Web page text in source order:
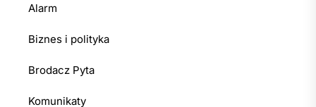
Alarm
Biznes i polityka
Brodacz Pyta
Komunikaty